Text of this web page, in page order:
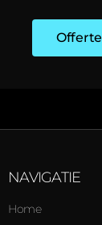
NAVIGATIE
Home